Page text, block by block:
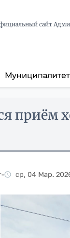
сайт
Муниципалитет
приём
- ср, 04 Мар.